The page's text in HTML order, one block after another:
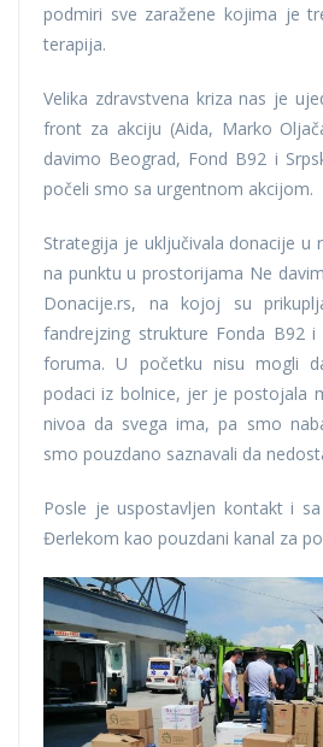
podmiri sve zaražene kojima je
terapija.
Velika zdravstvena kriza nas je
front za akciju (Aida, Marko
davimo Beograd, Fond B92 i
počeli smo sa urgentnom akcijom.
Strategija je uključivala donacije u
na punktu u prostorijama Ne
Donacije.rs, na kojoj su
fandrejzing strukture Fonda B92 i
foruma. U početku nisu mogli
podaci iz bolnice, jer je postojala
nivoa da svega ima, pa smo
smo pouzdano saznavali da
Posle je uspostavljen kontakt i
Đerlekom kao pouzdani kanal za